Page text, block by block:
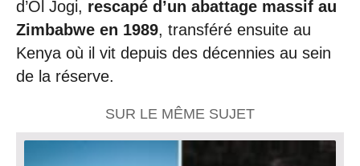
d’Ol Jogi, rescapé d’un abattage massif au
Zimbabwe en 1989, transféré ensuite au
Kenya où il vit depuis des décennies au sein
de la réserve.
SUR LE MÊME SUJET